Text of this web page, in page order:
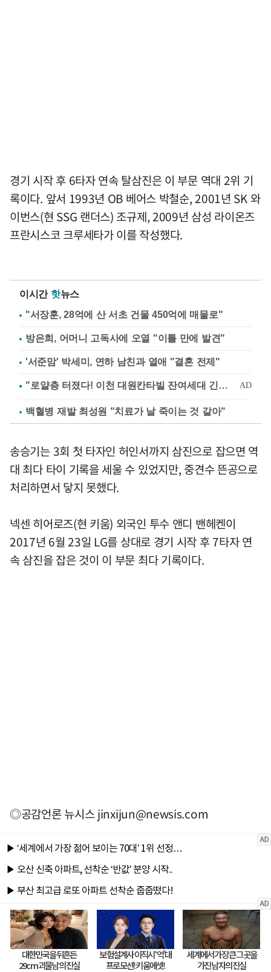
경기 시작 후 6타자 연속 탈삼진은 이 부문 역대 2위 기
록이다. 앞서 1993년 OB 베어스 박철순, 2001년 SK 와
이번스(현 SSG 랜더스) 조규제, 2009년 삼성 라이온즈
프란시스코 크루세타가 이를 작성했다.
이시간 핫뉴스
"서장훈, 28억에 산 서초 건물 450억에 매물로"
방은희, 어머니 고독사에 오열 "이틀 만에 발견"
'서준맘' 박세미, 연하 남친과 열애 "결혼 전제"
백혈병 재발 최성원 "치료가 날 죽이는 것 같아"
송승기는 3회 첫 타자인 허인서까지 삼진으로 잡으면 역
대 최다 타이 기록을 세울 수 있었지만, 중견수 뜬공으로
처리하면서 닿지 못했다.
넥센 히어로즈(현 키움) 외국인 투수 앤디 밴헤켄이
2017년 6월 23일 LG를 상대로 경기 시작 후 7타자 연
속 삼진을 잡은 것이 이 부문 최다 기록이다.
◎공감언론 뉴시스jinxijun@newsis.com